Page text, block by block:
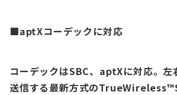
■aptXコーデックに対応
コーデックはSBC、aptXに対応。左
送信する最新方式の